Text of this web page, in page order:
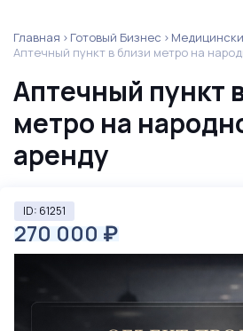
Главная Готовый Бизнес
Аптечный пункт в близи метро на
Аптечный пункт
метро на
аренду
ID: 61251
270 000 ₽